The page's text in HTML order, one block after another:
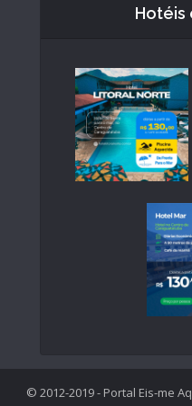
Hotéis
© 2012-2019 - Portal Eis-me